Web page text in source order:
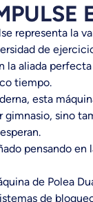
representa la
de
aliada
tiempo.
esta
sino
pensando
de Polea
de